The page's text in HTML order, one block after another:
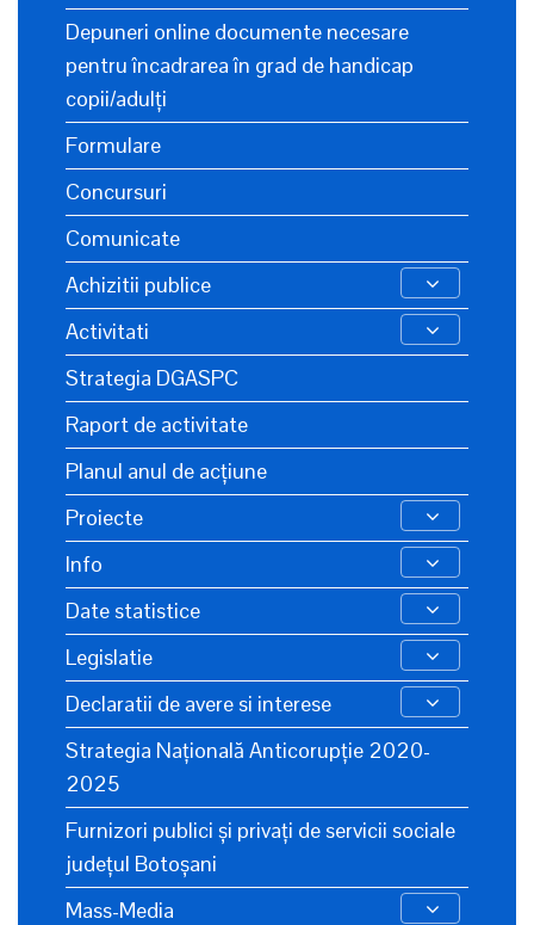
Depuneri online documente necesare
pentru încadrarea în grad de handicap
copii/adulți
Formulare
Concursuri
Comunicate
Achizitii publice
Activitati
Strategia DGASPC
Raport de activitate
Planul anul de acțiune
Proiecte
Info
Date statistice
Legislatie
Declaratii de avere si interese
Strategia Națională Anticorupție 2020-
2025
Furnizori publici și privați de servicii sociale
județul Botoșani
Mass-Media